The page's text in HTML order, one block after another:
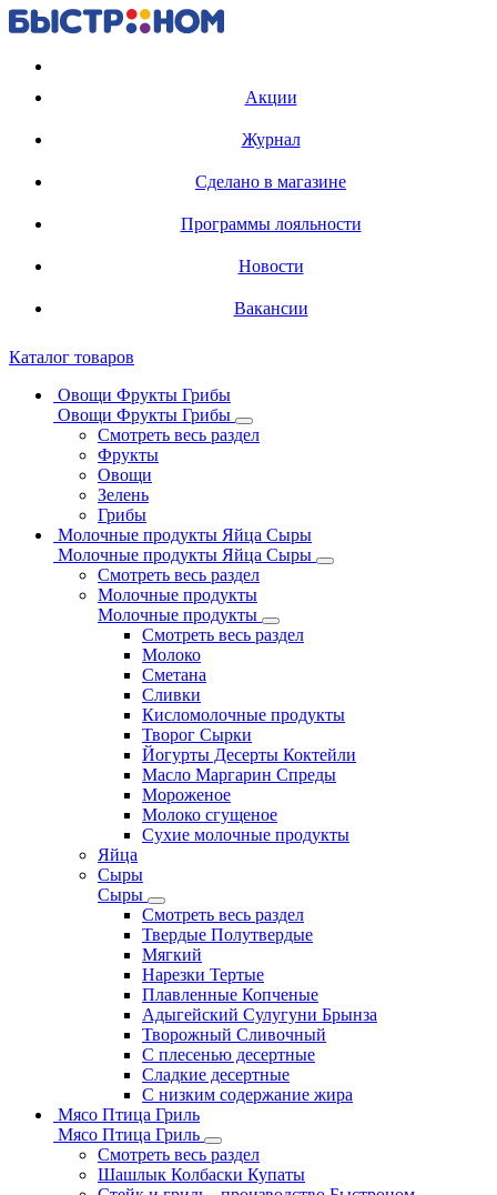
Акции
Журнал
Сделано в магазине
Программы лояльности
Новости
Вакансии
Каталог товаров
Овощи Фрукты Грибы
Овощи Фрукты Грибы
Смотреть весь раздел
Фрукты
Овощи
Зелень
Грибы
Молочные продукты Яйца Сыры
Молочные продукты Яйца Сыры
Смотреть весь раздел
Молочные продукты
Молочные продукты
Смотреть весь раздел
Молоко
Сметана
Сливки
Кисломолочные продукты
Творог Сырки
Йогурты Десерты Коктейли
Масло Маргарин Спреды
Мороженое
Молоко сгущеное
Сухие молочные продукты
Яйца
Сыры
Сыры
Смотреть весь раздел
Твердые Полутвердые
Мягкий
Нарезки Тертые
Плавленные Копченые
Адыгейский Сулугуни Брынза
Творожный Сливочный
С плесенью десертные
Сладкие десертные
С низким содержание жира
Мясо Птица Гриль
Мясо Птица Гриль
Смотреть весь раздел
Шашлык Колбаски Купаты